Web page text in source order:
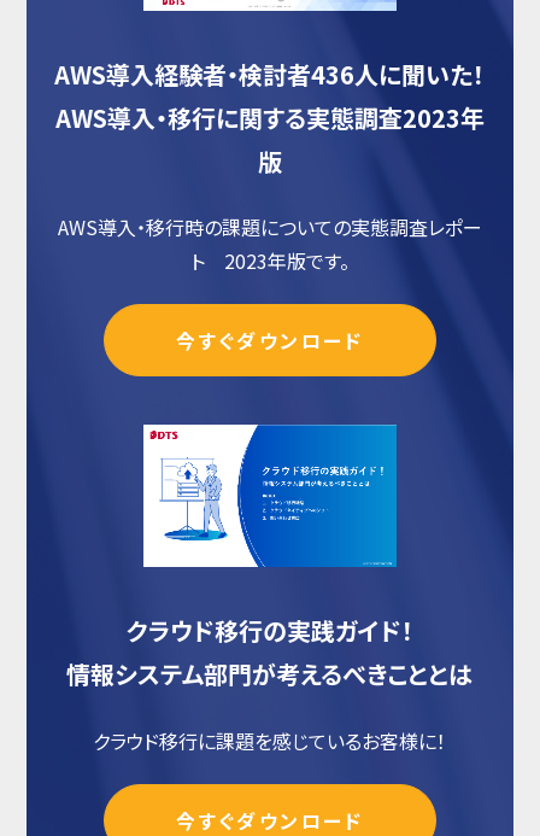
AWS導入経験者・検討者436人に聞いた！
AWS導入・移行に関する実態調査2023年
版
AWS導入・移行時の課題についての実態調査レポー
ト 2023年版です。
今すぐダウンロード
クラウド移行の実践ガイド！
情報システム部門が考えるべきこととは
クラウド移行に課題を感じているお客様に！
今すぐダウンロード